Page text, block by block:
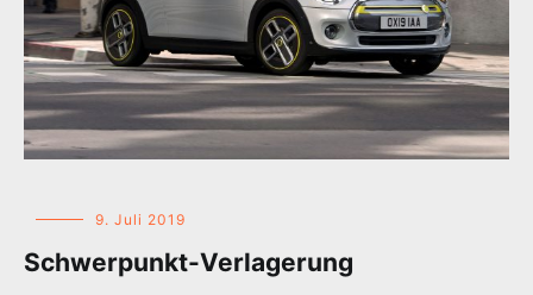
9. Juli 2019
Schwerpunkt-Verlagerung